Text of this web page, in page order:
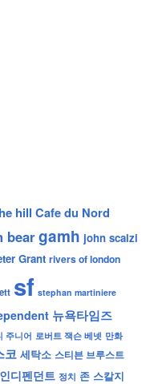
hill Cafe du Nord
beargamh john scalzi
Grant rivers of london
sf stephan martiniere
뉴욕타임즈
주니어 로버트 잭슨 베넷 만화
코 세탁소 스티븐 브루스트
인디펜던트 정치 존 스칼지